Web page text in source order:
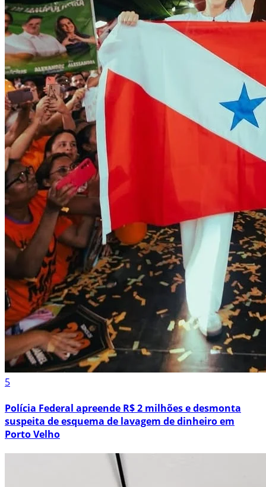
5
Polícia Federal apreende R$ 2 milhões e desmonta
suspeita de esquema de lavagem de dinheiro em
Porto Velho